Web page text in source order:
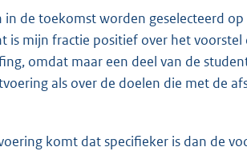
de toekomst worden geselecteerd op
mijn fractie positief over het voorstel
omdat maar een deel van de
als over de doelen die met de
komt dat specifieker is dan de